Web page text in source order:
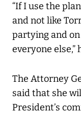
“If I use the
and not like
partying and
everyone else,”
The Attorney
said that she
President’s